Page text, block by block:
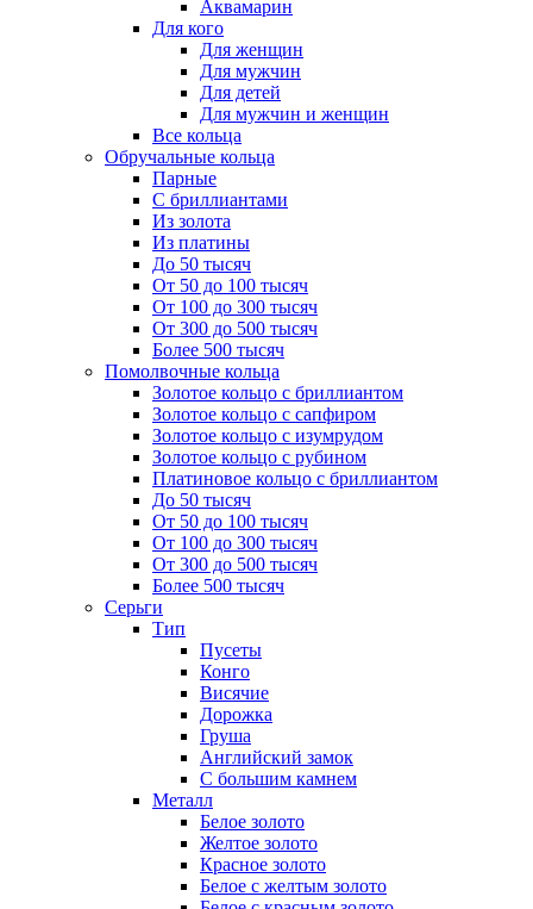
Аквамарин
Для кого
Для женщин
Для мужчин
Для детей
Для мужчин и женщин
Все кольца
Обручальные кольца
Парные
С бриллиантами
Из золота
Из платины
До 50 тысяч
От 50 до 100 тысяч
От 100 до 300 тысяч
От 300 до 500 тысяч
Более 500 тысяч
Помолвочные кольца
Золотое кольцо с бриллиантом
Золотое кольцо с сапфиром
Золотое кольцо с изумрудом
Золотое кольцо с рубином
Платиновое кольцо с бриллиантом
До 50 тысяч
От 50 до 100 тысяч
От 100 до 300 тысяч
От 300 до 500 тысяч
Более 500 тысяч
Серьги
Тип
Пусеты
Конго
Висячие
Дорожка
Груша
Английский замок
С большим камнем
Металл
Белое золото
Желтое золото
Красное золото
Белое с желтым золото